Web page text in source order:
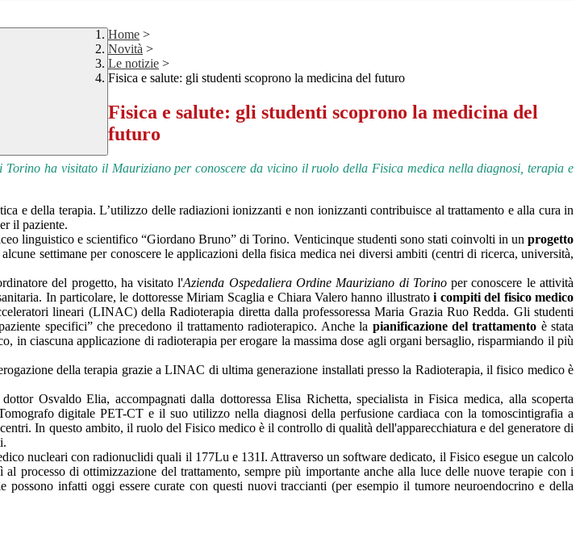
Home >
Novità >
Le notizie >
Fisica e salute: gli studenti scoprono la medicina del futuro
Fisica e salute: gli studenti scoprono la medicina del
futuro
Torino ha visitato il Mauriziano per conoscere da vicino ilruolo della Fisica medica nella diagnosi, terapia e
e della terapia. L’utilizzo delle radiazioni ionizzanti e non ionizzanti contribuisce al trattamento e alla cura in
il paziente.
linguistico e scientifico “Giordano Bruno” di Torino. Venticinque studenti sono stati coinvolti in unprogetto
settimane per conoscere le applicazioni della fisica medica nei diversi ambiti (centri di ricerca, università,
del progetto, ha visitato l'Azienda Ospedaliera Ordine Mauriziano di Torinoper conoscere le attività
In particolare, le dottoresse Miriam Scaglia e Chiara Valero hanno illustratoi compiti del fisico medico
lineari (LINAC) della Radioterapia diretta dalla professoressa Maria Grazia Ruo Redda. Gli studenti
specifici” che precedono il trattamento radioterapico. Anche la pianificazione del trattamento è stata
in ciascuna applicazione di radioterapia per erogare la massima dose agli organi bersaglio, risparmiando il più
della terapia grazie a LINAC di ultima generazione installati presso la Radioterapia, il fisico medico è
Osvaldo Elia, accompagnati dalla dottoressa Elisa Richetta, specialista in Fisica medica, alla scoperta
digitale PET-CT e il suo utilizzo nella diagnosi della perfusione cardiaca con la tomoscintigrafia a
In questo ambito, il ruolo del Fisico medico è il controllo di qualità dell'apparecchiatura e del generatore di
nucleari con radionuclidi quali il 177Lu e 131I. Attraverso un software dedicato, il Fisico esegue un calcolo
processo di ottimizzazione del trattamento, sempre più importante anche alla luce delle nuove terapie con i
infatti oggi essere curate con questi nuovi traccianti (per esempio il tumore neuroendocrino e della